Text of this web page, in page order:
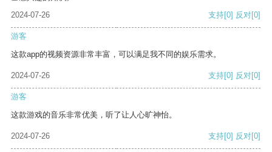
2024-07-26
支持[0] 反对[0]
游客
这款app的视频资源非常丰富，可以满足我不同的娱乐需求。
2024-07-26 支持[0] 反对[0]
游客
这款游戏的音乐非常优美，听了让人心旷神怡。
2024-07-26 支持[0] 反对[0]